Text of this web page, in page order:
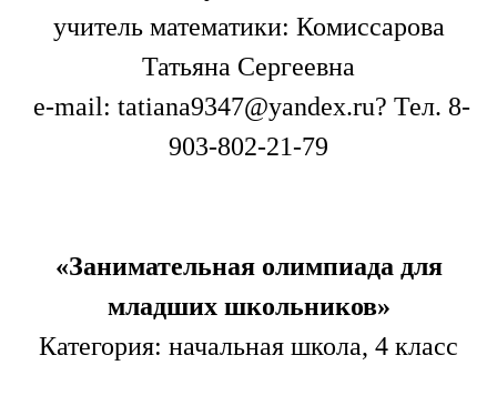
учитель математики: Комиссарова
Татьяна Сергеевна
e-mail: tatiana9347@yandex.ru? Тел. 8-
903-802-21-79
«Занимательная олимпиада для
младших школьников»
Категория: начальная школа, 4 класс